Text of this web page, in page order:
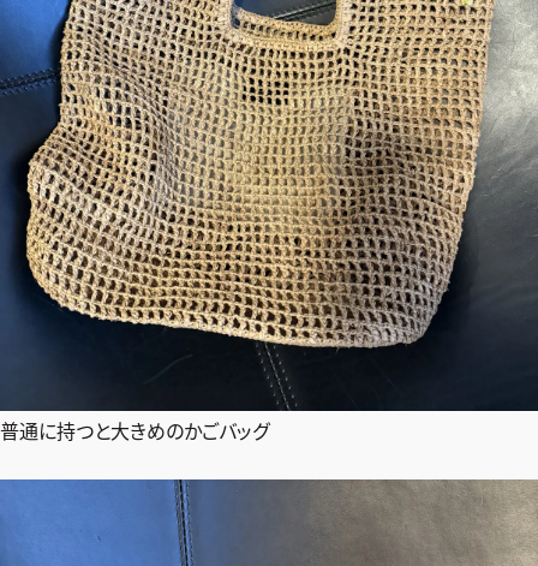
普通に持つと大きめのかごバッグ